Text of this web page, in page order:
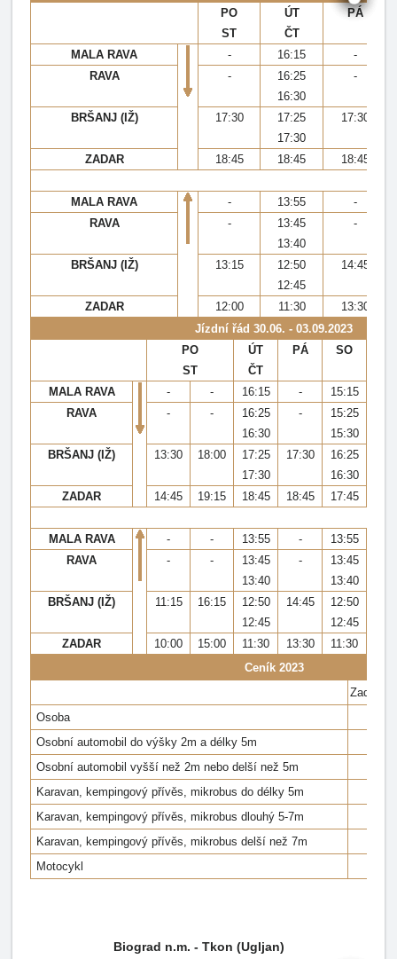
PO
ST
ÚT
ČT
PÁ
MALA RAVA - 16:15
-
RAVA
-
16:25
16:30
-
BRŠANJ (IŽ) 17:30
17:25
17:30
17:30
ZADAR 18:45 18:45 18:45
MALA RAVA - 13:55
-
RAVA
-
13:45
13:40
-
BRŠANJ (IŽ) 13:15
12:50
12:45
14:45
ZADAR 12:00 11:30
13:30
Jízdní řád 30.06. - 03.09.2023
PO
ST
ÚT
ČT
PÁ SO
MALA RAVA
- - 16:15 - 15:15
RAVA
- -
16:25
16:30
-
15:25
15:30
BRŠANJ (IŽ) 13:30 18:00
17:25
17:30
17:30
16:25
16:30
ZADAR 14:45 19:15 18:45 18:45 17:45
MALA RAVA - - 13:55 - 13:55
RAVA
- -
13:45
13:40
-
13:45
13:40
BRŠANJ (IŽ) 11:15 16:15
12:50
12:45
14:45
12:50
12:45
ZADAR 10:00 15:00 11:30 13:30 11:30
Ceník 2023
Zadar -
Osoba
Osobní automobil do výšky 2m a délky 5m
Osobní automobil vyšší než 2m nebo delší než 5m
Karavan, kempingový přívěs, mikrobus do délky 5m
Karavan, kempingový přívěs, mikrobus dlouhý 5-7m
Karavan, kempingový přívěs, mikrobus delší než 7m
Motocykl
Biograd n.m. - Tkon (Ugljan)